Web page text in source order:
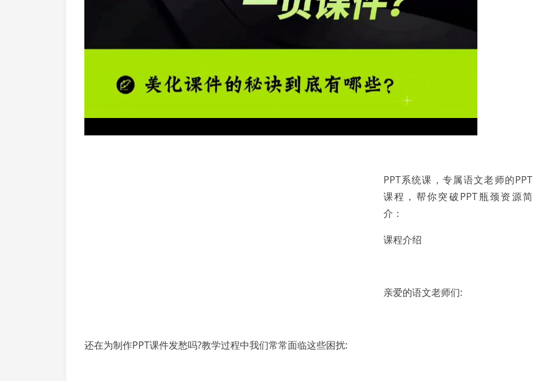
PPT系统课，专属语文老师的PPT
课程，帮你突破PPT瓶颈资源简
介：
课程介绍
亲爱的语文老师们:
还在为制作PPT课件发愁吗?教学过程中我们常常面临这些困扰: